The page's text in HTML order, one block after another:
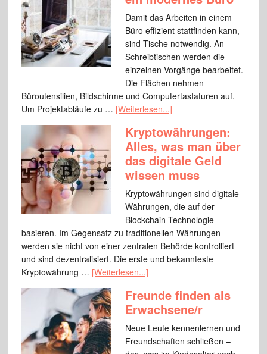
Damit das Arbeiten in einem
Büro effizient stattfinden kann,
sind Tische notwendig. An
Schreibtischen werden die
einzelnen Vorgänge bearbeitet.
Die Flächen nehmen
Büroutensilien, Bildschirme und Computertastaturen auf.
Um Projektabläufe zu … [Weiterlesen...]
Kryptowährungen:
Alles, was man über
das digitale Geld
wissen muss
Kryptowährungen sind digitale
Währungen, die auf der
Blockchain-Technologie
basieren. Im Gegensatz zu traditionellen Währungen
werden sie nicht von einer zentralen Behörde kontrolliert
und sind dezentralisiert. Die erste und bekannteste
Kryptowährung … [Weiterlesen...]
Freunde finden als
Erwachsene/r
Neue Leute kennenlernen und
Freundschaften schließen –